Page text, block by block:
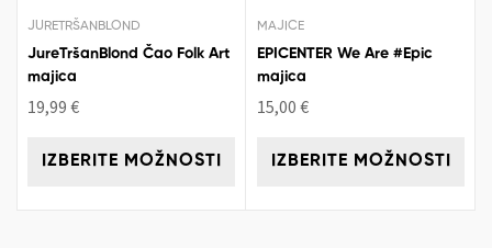
JURETRŠANBLOND
JureTršanBlond Čao Folk Art
majica
19,99 €
IZBERITE MOŽNOSTI
MAJICE
EPICENTER We Are #Epic
majica
15,00 €
IZBERITE MOŽNOSTI